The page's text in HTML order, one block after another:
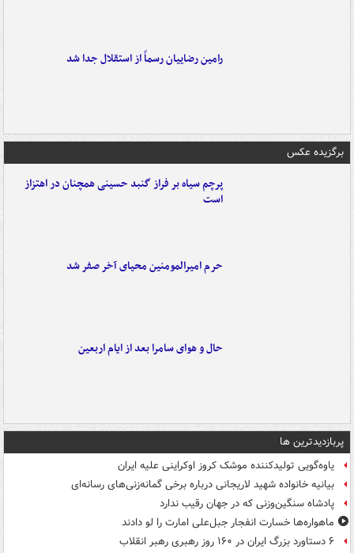
رامین رضاییان رسماً از استقلال جدا شد
برگزیده عکس
پرچم سیاه بر فراز گنبد حسینی همچنان در اهتزاز
است
حرم امیرالمومنین محیای آخر صفر شد
حال و هوای سامرا بعد از ایام اربعین
پربازدیدترین ها
یاوه‌گویی تولیدکننده موشک کروز اوکراینی علیه ایران
بیانیه خانواده شهید لاریجانی درباره برخی گمانه‌زنی‌های رسانه‌ای
پادشاه سنگین‌وزنی که در جهان رقیب ندارد
ماهواره‌ها خسارت انفجار جبل‌علی امارت را لو دادند
۶ دستاورد بزرگ ایران در ۱۶۰ روز رهبری رهبر انقلاب